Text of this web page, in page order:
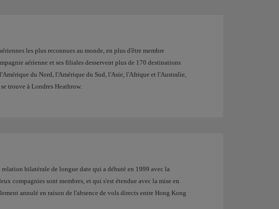
les plus reconnues au monde, en plus d'être membre
aérienne et ses filiales desservent plus de 170 destinations
du Nord, l'Amérique du Sud, l'Asie, l'Afrique et l'Australie,
trouve à Londres Heathrow.
bilatérale de longue date qui a débuté en 1999 avec la
compagnies sont membres, et qui s'est étendue avec la mise en
annulé en raison de l'absence de vols directs entre Hong Kong